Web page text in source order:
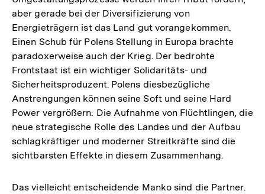
aber gerade bei der Diversifizierung von
Energieträgern ist das Land gut vorangekommen.
Einen Schub für Polens Stellung in Europa brachte
paradoxerweise auch der Krieg. Der bedrohte
Frontstaat ist ein wichtiger Solidaritäts- und
Sicherheitsproduzent. Polens diesbezügliche
Anstrengungen können seine Soft und seine Hard
Power vergrößern: Die Aufnahme von Flüchtlingen, die
neue strategische Rolle des Landes und der Aufbau
schlagkräftiger und moderner Streitkräfte sind die
sichtbarsten Effekte in diesem Zusammenhang.
Das vielleicht entscheidende Manko sind die Partner.